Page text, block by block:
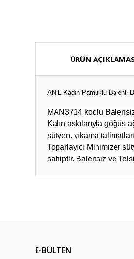
ÜRÜN
ANIL Kadın Pamuklu Balenli
MAN3714 kodlu
Kalın askılarıyla göğüs
sütyen. yıkama
Toparlayıcı Minimizer
sahiptir. Balensiz ve
Ürün bilgilerinde hatalar
E-BÜLTEN